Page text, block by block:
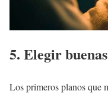
5. Elegir
Los primeros planos que